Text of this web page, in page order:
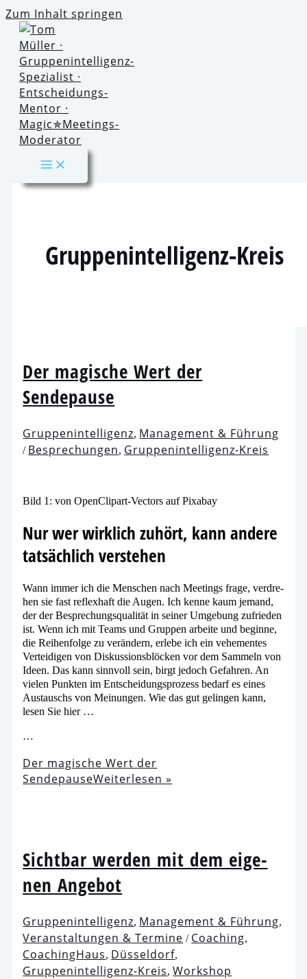
Zum Inhalt springen
Gruppenintelligenz-Kreis
Der magi­sche Wert der
Sendepause
Gruppenintelligenz, Management & Führung
/ Besprechungen, Gruppenintelligenz-Kreis
Bild 1: von OpenClipart-Vectors auf Pixabay
Nur wer wirk­lich zuhört, kann ande­re
tat­säch­lich verstehen
Wann immer ich die Menschen nach Meetings fra­ge, ver­dre­
hen sie fast reflex­haft die Augen. Ich ken­ne kaum jemand,
der der Besprechungsqualität in sei­ner Umgebung zufrie­den
ist. Wenn ich mit Teams und Gruppen arbei­te und begin­ne,
die Reihenfolge zu ver­än­dern, erle­be ich ein vehe­men­tes
Verteidigen von Diskussionsblöcken vor dem Sammeln von
Ideen. Das kann sinn­voll sein, birgt jedoch Gefahren. An
vie­len Punkten im Entscheidungsprozess bedarf es eines
Austauschs von Meinungen. Wie das gut gelin­gen kann,
lesen Sie hier …
…
Der magi­sche Wert der
SendepauseWeiterlesen »
Sichtbar wer­den mit dem eige­
nen Angebot
Gruppenintelligenz, Management & Führung,
Veranstaltungen & Termine / Coaching,
CoachingHaus, Düsseldorf,
Gruppenintelligenz-Kreis,Workshop